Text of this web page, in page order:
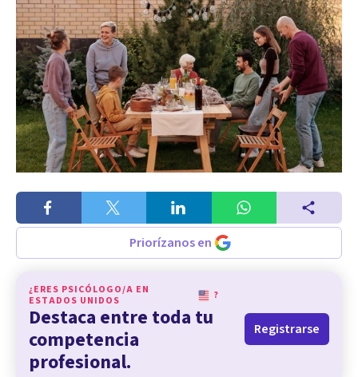
Priorízanos en
¿ERES PSICÓLOGO/A EN
ESTADOS UNIDOS
?
Destaca entre toda tu
competencia
profesional.
Registrarse